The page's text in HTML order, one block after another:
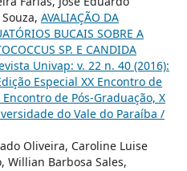
AVALIAÇÃO DA
BUCAIS SOBRE A
SP. E CANDIDA
Univap: v. 22 n. 40 (2016):
Especial XX Encontro de
de Pós-Graduação, X
do Vale do Paraíba /
Oliveira, Caroline Luise
Willian Barbosa Sales,